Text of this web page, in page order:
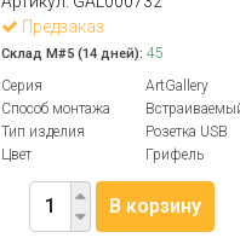
Предзаказ
Склад М#5 (14 дней): 45
Серия
ArtGallery
Способ монтажа
Тип изделия
Розетка USB
Цвет
Грифель
В корзину